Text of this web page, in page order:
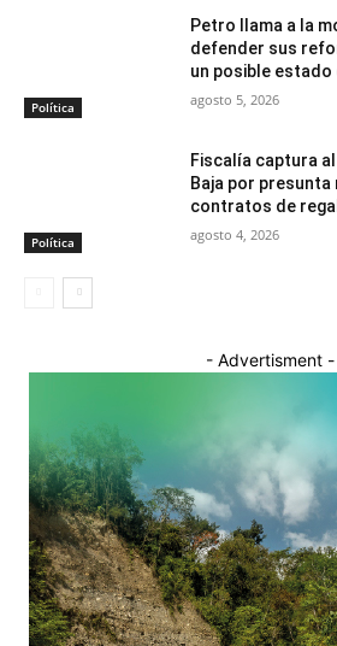
Política
Petro llama a la
defender sus
un posible
agosto 5, 2026
Política
Fiscalía captura
Baja por
contratos de
agosto 4, 2026
- Advertisment -